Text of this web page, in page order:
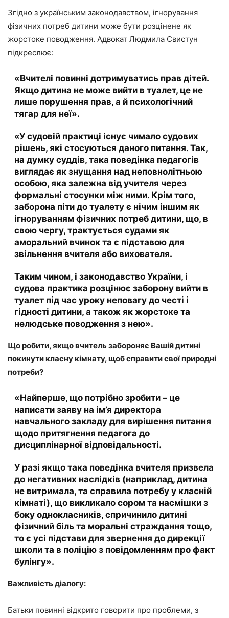
Згідно з українським законодавством, ігнорування
фізичних потреб дитини може бути розцінене як
жорстоке поводження. Адвокат Людмила Свистун
підкреслює:
«Вчителі повинні дотримуватись прав дітей.
Якщо дитина не може вийти в туалет, це не
лише порушення прав, а й психологічний
тягар для неї».
«У судовій практиці існує чимало судових
рішень, які стосуються даного питання. Так,
на думку суддів, така поведінка педагогів
виглядає як знущання над неповнолітньою
особою, яка залежна від учителя через
формальні стосунки між ними. Крім того,
заборона піти до туалету є нічим іншим як
ігноруванням фізичних потреб дитини, що, в
свою чергу, трактується судами як
аморальний вчинок та є підставою для
звільнення вчителя або вихователя.
Таким чином, і законодавство України, і
судова практика розцінює заборону вийти в
туалет під час уроку неповагу до честі і
гідності дитини, а також як жорстоке та
нелюдське поводження з нею».
Що робити, якщо вчитель забороняє Вашій дитині
покинути класну кімнату, щоб справити свої природні
потреби?
«Найперше, що потрібно зробити – це
написати заяву на ім’я директора
навчального закладу для вирішення питання
щодо притягнення педагога до
дисциплінарної відповідальності.
У разі якщо така поведінка вчителя призвела
до негативних наслідків (наприклад, дитина
не витримала, та справила потребу у класній
кімнаті), що викликало сором та насмішки з
боку однокласників, спричинило дитині
фізичний біль та моральні страждання тощо,
то є усі підстави для звернення до дирекції
школи та в поліцію з повідомленням про факт
булінгу».
Важливість діалогу:
Батьки повинні відкрито говорити про проблеми, з